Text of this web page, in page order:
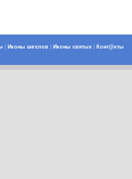
Иконы ангелов Иконы святых Конт@кты